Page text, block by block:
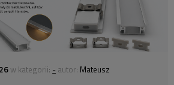
w kategorii: - autor: Mateusz